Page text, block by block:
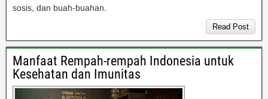
sosis, dan buah-buahan.
Read Post
Manfaat Rempah-rempah Indonesia untuk
Kesehatan dan Imunitas